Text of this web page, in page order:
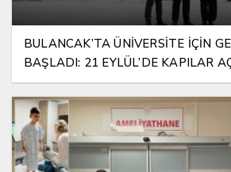
BULANCAK’TA ÜNİVERSİTE İÇİN
BAŞLADI: 21 EYLÜL’DE KAPILAR